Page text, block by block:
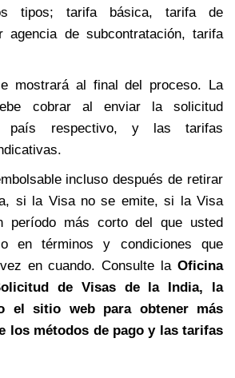
tipos; tarifa básica, tarifa de
agencia de subcontratación, tarifa
mostrará al final del proceso. La
cobrar al enviar la solicitud
país respectivo, y las tarifas
incluso después de retirar
si la Visa no se emite, si la Visa
período más corto del que usted
en términos y condiciones que
en cuando. Consulte la Oficina
de Visas de la India, la
el sitio web para obtener más
los métodos de pago y las tarifas